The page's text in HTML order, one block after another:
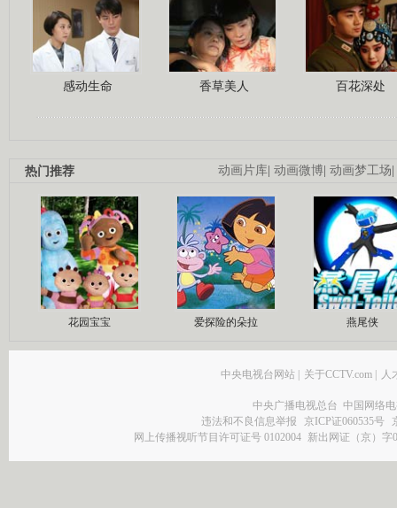
感动生命 香草美人 百花深处
动画片库| 动画微博| 动画梦工场|
热门推荐
花园宝宝 爱探险的朵拉 燕尾侠
中央电视台网站 | 关于CCTV.com | 人
中央广播电视总台 中国网络
违法和不良信息举报
京ICP证060535号
网上传播视听节目许可证号 0102004 新出网证（京）